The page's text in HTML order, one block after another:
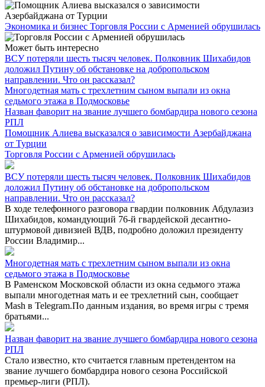
Экономика и бизнес Торговля России с Арменией обрушилась
Может быть интересно
ВСУ потеряли шесть тысяч человек. Полковник Шихабидов
доложил Путину об обстановке на добропольском
направлении. Что он рассказал?
Многодетная мать с трехлетним сыном выпали из окна
седьмого этажа в Подмосковье
Назван фаворит на звание лучшего бомбардира нового сезона
РПЛ
Помощник Алиева высказался о зависимости Азербайджана
от Турции
Торговля России с Арменией обрушилась
ВСУ потеряли шесть тысяч человек. Полковник Шихабидов
доложил Путину об обстановке на добропольском
направлении. Что он рассказал?
В ходе телефонного разговора гвардии полковник Абдулазиз
Шихабидов, командующий 76-й гвардейской десантно-
штурмовой дивизией ВДВ, подробно доложил президенту
России Владимир...
Многодетная мать с трехлетним сыном выпали из окна
седьмого этажа в Подмосковье
В Раменском Московской области из окна седьмого этажа
выпали многодетная мать и ее трехлетний сын, сообщает
Mash в Telegram.По данным издания, во время игры с тремя
братьями...
Назван фаворит на звание лучшего бомбардира нового сезона
РПЛ
Стало известно, кто считается главным претендентом на
звание лучшего бомбардира нового сезона Российской
премьер-лиги (РПЛ).